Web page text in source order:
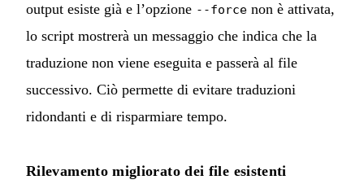
output esiste già e l’opzione --force non è attivata,
lo script mostrerà un messaggio che indica che la
traduzione non viene eseguita e passerà al file
successivo. Ciò permette di evitare traduzioni
ridondanti e di risparmiare tempo.
Rilevamento migliorato dei file esistenti